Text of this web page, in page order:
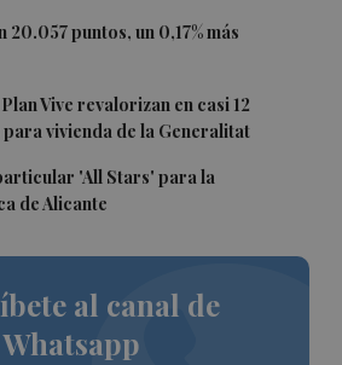
puntos, un 0,17% más
Vive revalorizan en casi 12
vivienda de la Generalitat
'All Stars' para la
de Alicante
al canal de
Whatsapp